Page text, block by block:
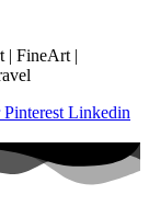
| FineArt |
Pinterest Linkedin